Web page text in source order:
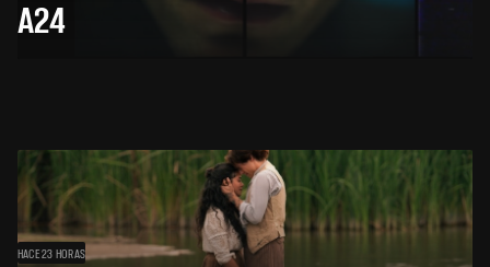
A24
HACE 23 HORAS